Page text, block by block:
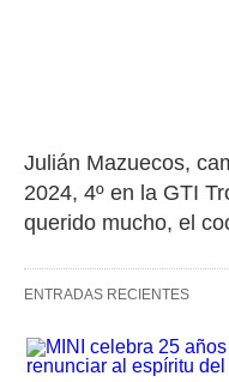
Julián Mazuecos,
2024, 4º en la GTI
querido mucho, el
ENTRADAS RECIENTES